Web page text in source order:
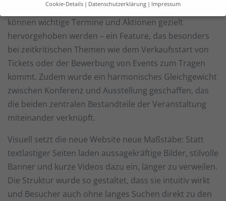
Mit klaren Handlungsaufforderungen auf der Startseite
können wichtige Termine und Aktionen gezielt
hervorgehoben werden – ein Feature, das besonders
bei zeitkritischen Themen wie dem Verkaufsstart von
Tickets oder der Bewerbung von Events zum Tragen
kommt. Zudem wurde ein harmonisches Gleichgewicht
zwischen Konferenz und Ausstellung geschaffen, das
die beiden zentralen Bestandteile der Veranstaltung
miteinander verknüpft.
Visuell setzt die neue Website neue Maßstäbe: Statt
textlastiger Seiten laden aussagekräftige Bilder, stilvolle
Banner und kurze Videos dazu ein, länger zu verweilen.
Die Struktur wurde so gestaltet, dass sie intuitiv wirkt
und Besucher auch ohne langes Suchen direkt zu den
Cookie-Details Datenschutzerklärung Impressum
Datenschutzeinstellungen
Wir verwenden Cookies und andere Technologien auf unserer
Website. Einige von ihnen sind essenziell, während andere
uns helfen, diese Website und Ihre Erfahrung zu verbessern.
Personenbezogene Daten können verarbeitet werden (z. B. IP-
Adressen), z. B. für personalisierte Anzeigen und Inhalte oder
Anzeigen- und Inhaltsmessung. Weitere Informationen über
die Verwendung Ihrer Daten finden Sie in unserer
Datenschutzerklärung .
Hier finden Sie eine Übersicht über alle verwendeten Cookies.
oder sich weitere Informationen anzeigen lassen und so nur
Alle akzeptieren Speichern